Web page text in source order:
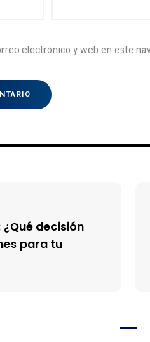
electrónico y web en este
decisión
para tu